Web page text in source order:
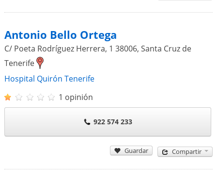
Antonio Bello Ortega
C/ Poeta Rodríguez Herrera, 1 38006, Santa Cruz de
Tenerife
Hospital Quirón Tenerife
1 opinión
922 574 233
Guardar Compartir